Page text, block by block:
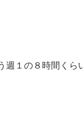
週１の８時間く